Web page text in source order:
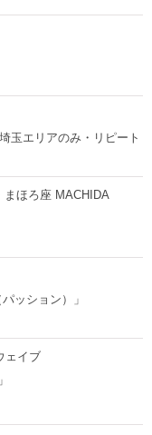
玉エリアのみ・リピート
まほろ座 MACHIDA
ッション）」
ェイブ